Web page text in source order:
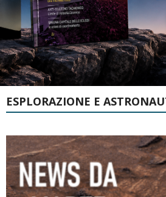
ESPLORAZIONE E